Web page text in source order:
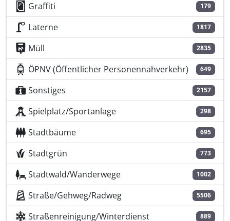
Graffiti 179
Laterne 1817
Müll 2835
ÖPNV (Öffentlicher Personennahverkehr) 649
Sonstiges 2157
Spielplatz/Sportanlage 298
Stadtbäume 695
Stadtgrün 773
Stadtwald/Wanderwege 1002
Straße/Gehweg/Radweg 5506
Straßenreinigung/Winterdienst 889